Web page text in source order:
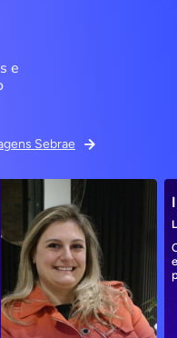
e
Sebrae